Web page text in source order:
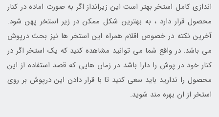
اندازی کامل استخر بهتر است این زیرانداز اگر به صورت اماده در کنار
محصول قرار دارد ، به بهترین شکل ممکن در زیر استخر پهن شود.
آخرین نکته در خصوص اقلام همراه این استخر ها نیز بحث درپوش
می باشد. در واقع شما می توانید مشاهده کنید که یک استخر اگر در
کنار خود در پوش را دارا باشد در زمان هایی که قصد استفاده از این
محصول را ندارید باید سعی کنید تا با قرار دادن این درپوش بر روی
استخر از ان بهره مند شوید.